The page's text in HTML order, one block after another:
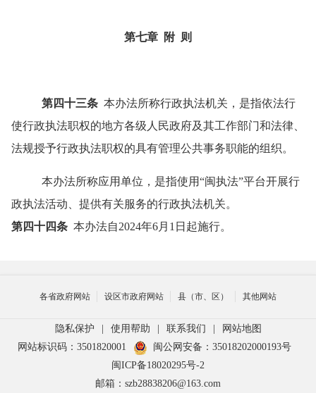
第七章 附 则
第四十三条 本办法所称行政执法机关，是指依法行
使行政执法职权的地方各级人民政府及其工作部门和法律、
法规授予行政执法职权的具有管理公共事务职能的组织。
本办法所称应用单位，是指使用“闽执法”平台开展行
政执法活动、提供有关服务的行政执法机关。
第四十四条 本办法自2024年6月 1 日起施行。
各省政府网站 设区市政府网站 县（市、区） 其他网站
隐私保护 使用帮助 联系我们
网站地图
网站标识码：3501820001
闽公网安备：35018202000193号
闽ICP备18020295号-2
邮箱：szb28838206@163.com